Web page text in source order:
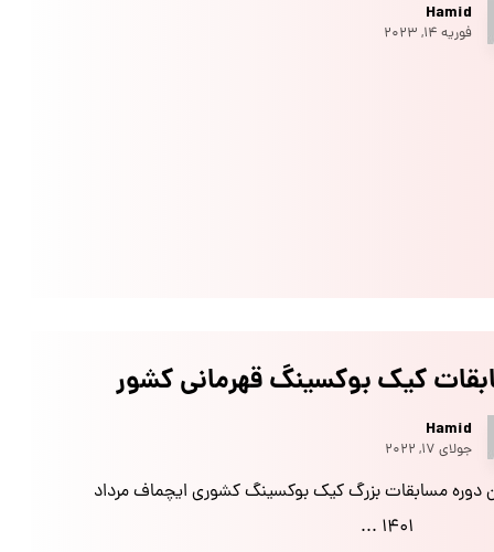
Hamid
فوریه ۱۴, ۲۰۲۳
کیک بوکسینگ قهرمانی کشور
Hamid
جولای ۱۷, ۲۰۲۲
دوره مسابقات بزرگ کیک بوکسینگ کشوری ایچماف مرداد
۱۴۰۱ ...